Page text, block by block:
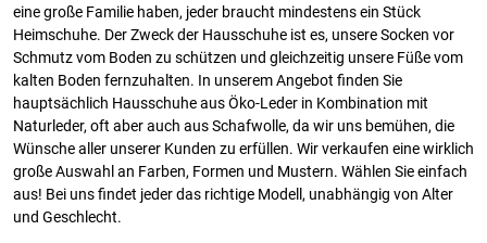
eine große Familie haben, jeder braucht mindestens ein Stück
Heimschuhe. Der Zweck der Hausschuhe ist es, unsere Socken vor
Schmutz vom Boden zu schützen und gleichzeitig unsere Füße vom
kalten Boden fernzuhalten. In unserem Angebot finden Sie
hauptsächlich Hausschuhe aus Öko-Leder in Kombination mit
Naturleder, oft aber auch aus Schafwolle, da wir uns bemühen, die
Wünsche aller unserer Kunden zu erfüllen. Wir verkaufen eine wirklich
große Auswahl an Farben, Formen und Mustern. Wählen Sie einfach
aus! Bei uns findet jeder das richtige Modell, unabhängig von Alter
und Geschlecht.